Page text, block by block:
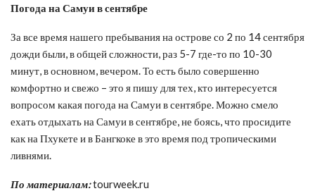
Погода на Самуи в сентябре
За все время нашего пребывания на острове со 2 по 14 сентября
дожди были, в общей сложности, раз 5-7 где-то по 10-30
минут, в основном, вечером. То есть было совершенно
комфортно и свежо – это я пишу для тех, кто интересуется
вопросом какая погода на Самуи в сентябре. Можно смело
ехать отдыхать на Самуи в сентябре, не боясь, что просидите
как на Пхукете и в Бангкоке в это время под тропическими
ливнями.
По материалам:tourweek.ru